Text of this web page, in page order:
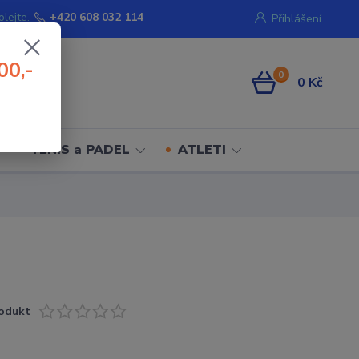
Přihlášení
+420 608 032 114
0 0 Kč
TENIS a PADEL ATLETI